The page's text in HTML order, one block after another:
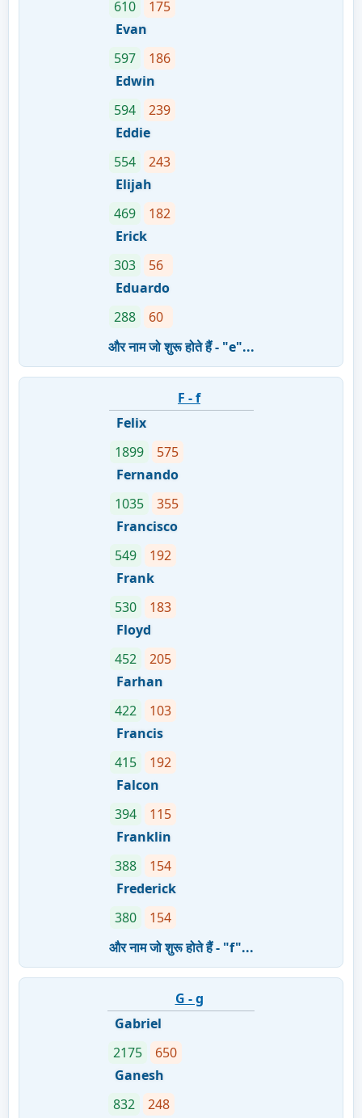
610
175
Evan
597
186
Edwin
594
239
Eddie
554
243
Elijah
469
182
Erick
303
56
Eduardo
288
60
और नाम जो शुरू होते हैं - "e"...
F - f
Felix
1899
575
Fernando
1035
355
Francisco
549
192
Frank
530
183
Floyd
452
205
Farhan
422
103
Francis
415
192
Falcon
394
115
Franklin
388
154
Frederick
380
154
और नाम जो शुरू होते हैं - "f"...
G - g
Gabriel
2175
650
Ganesh
832
248